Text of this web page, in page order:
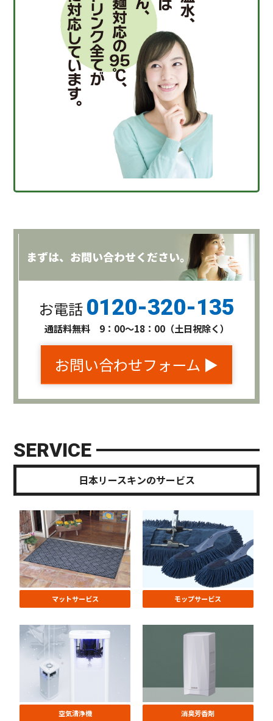
お電話 0120-320-135
通話料無料 9：00〜18：00（土日祝除く）
お問い合わせフォーム ▶
SERVICE
日本リースキンのサービス
マットサービス モップサービス
空気清浄機 消臭芳香剤